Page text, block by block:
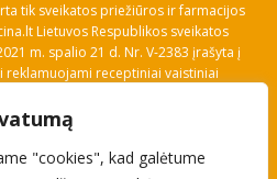
"cookies", kad galėtume
tik sveikatos priežiūros ir farmacijos
Lietuvos Respublikos sveikatos
m. spalio 21 d. Nr. V-2383 įrašyta į
reklamuojami receptiniai vaistiniai
nuorodos: Vaistų ir medicinos
VVKT tinklalapis, Sveikatos
pranešimo apie įtariamą